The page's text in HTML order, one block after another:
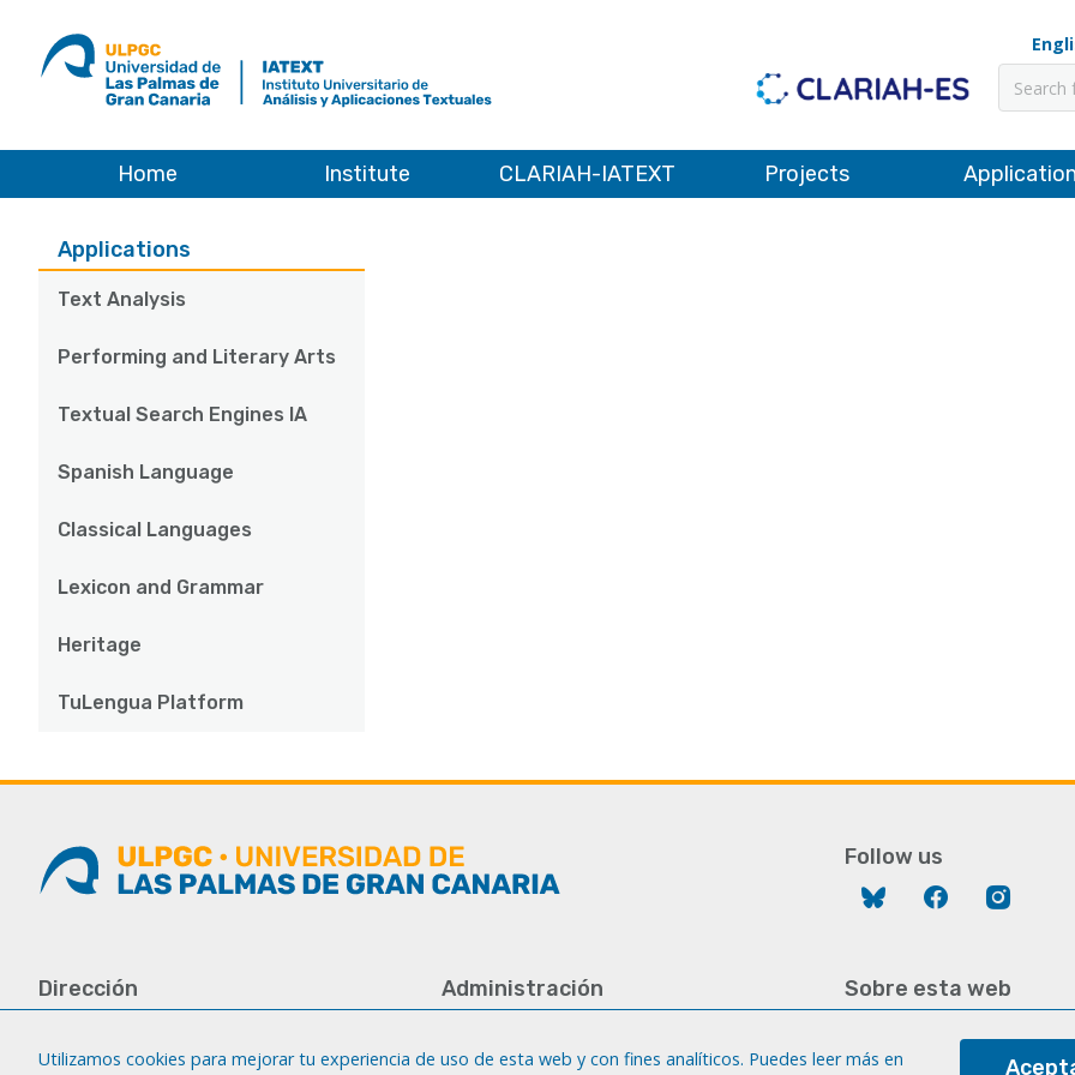
ULPGC
al
inicio
IATEXT
Home Institute CLARIAH-IATEXT Projects
Applications
Menu
aplicaciones
Applications
Text Analysis
Performing and Literary Arts
Textual Search Engines IA
Spanish Language
Classical Languages
Lexicon and Grammar
Heritage
TuLengua Platform
Follow us
Bluesky Facebook
Dirección
Canaria
Administración
Fax: +34 928 451 701
Sobre esta web
Cookies
Utilizamos cookies para mejorar tu experiencia de uso de esta web y con fines analíticos. Puedes leer más en